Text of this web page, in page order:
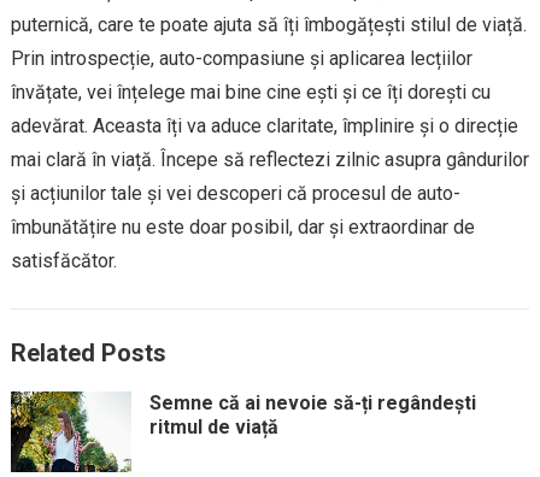
puternică, care te poate ajuta să îți îmbogățești stilul de viață.
Prin introspecție, auto-compasiune și aplicarea lecțiilor
învățate, vei înțelege mai bine cine ești și ce îți dorești cu
adevărat. Aceasta îți va aduce claritate, împlinire și o direcție
mai clară în viață. Începe să reflectezi zilnic asupra gândurilor
și acțiunilor tale și vei descoperi că procesul de auto-
îmbunătățire nu este doar posibil, dar și extraordinar de
satisfăcător.
Related Posts
Semne că ai nevoie să-ți regândești
ritmul de viață